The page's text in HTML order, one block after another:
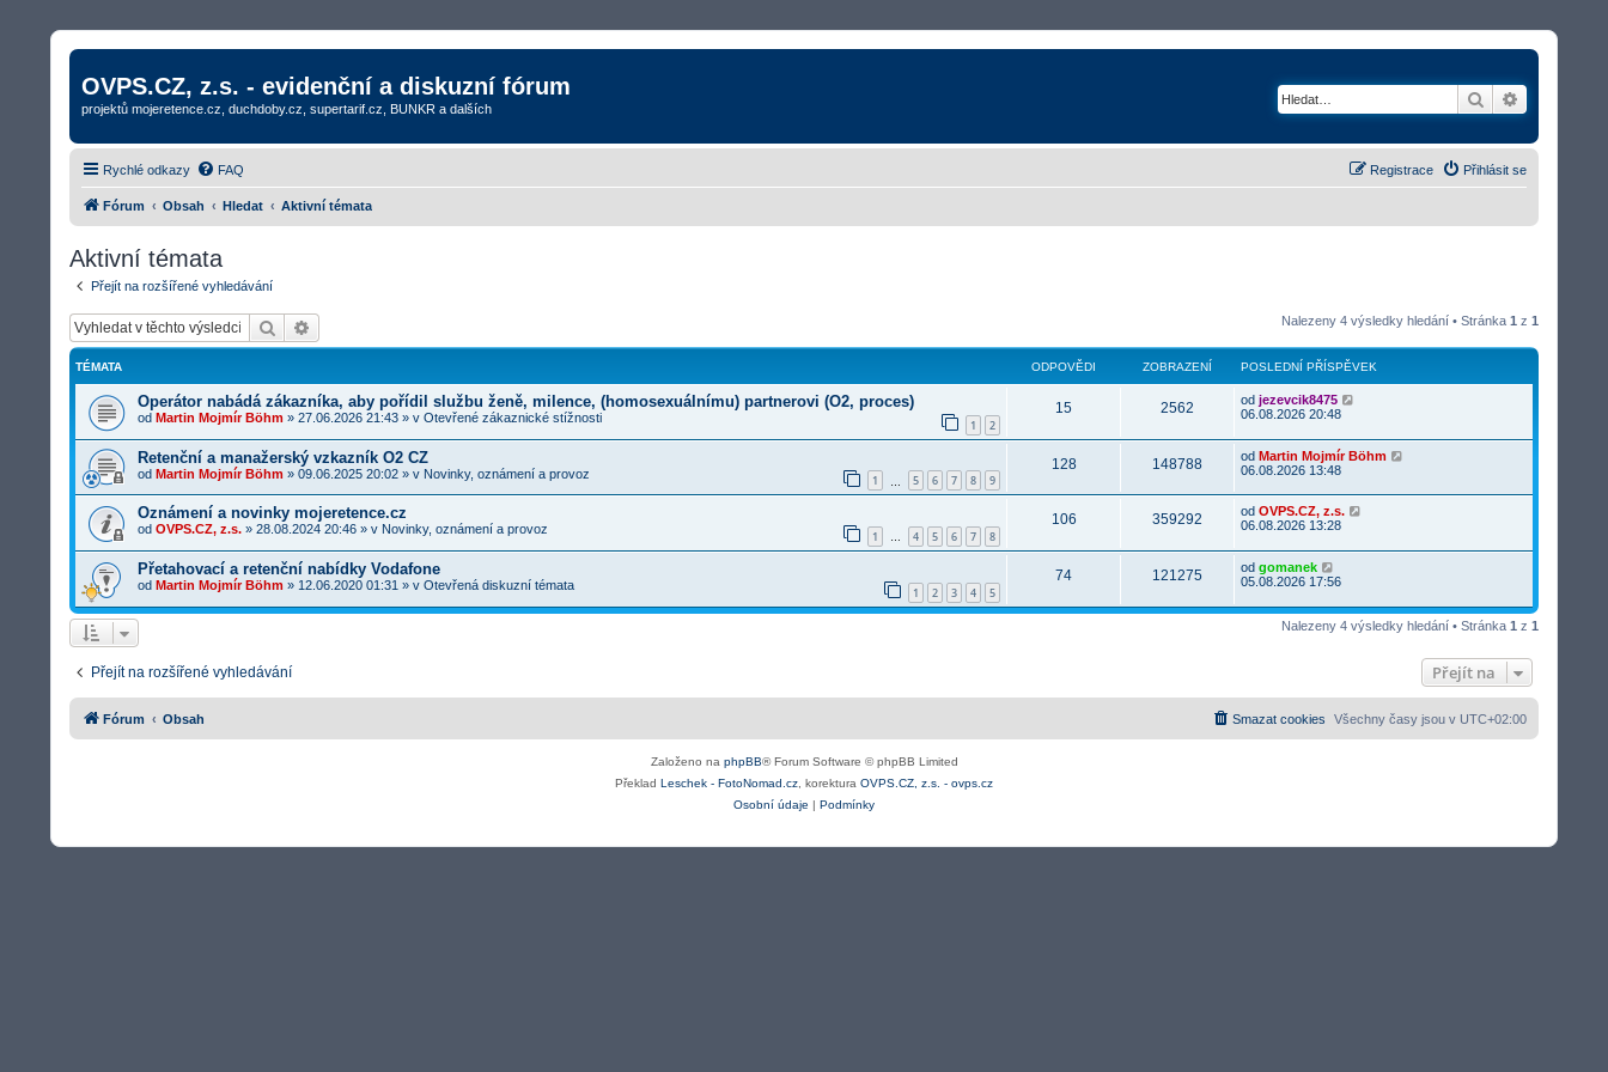
OVPS.CZ, z.s. - evidenční a diskuzní fórum
projektů mojeretence.cz, duchdoby.cz, supertarif.cz, BUNKR a dalších Hledat
Rychlé odkazy FAQ Přihlásit se
Registrace
Fórum Obsah Hledat Aktivní témata
Aktivní témata
Přejít na rozšířené vyhledávání
Hledat Nalezeny 4 výsledky hledání • Stránka 1 z 1
TÉMATA ODPOVĚDI ZOBRAZENÍ POSLEDNÍ PŘÍSPĚVEK
Operátor nabádá zákazníka, aby pořídil službu ženě, milence, (homosexuálnímu) partnerovi (O2, proces)
od Martin Mojmír Böhm » 27.06.2026 21:43 » v Otevřené zákaznické stížnosti 1 2
15 2562 od jezevcik8475
06.08.2026 20:48
Retenční a manažerský vzkazník O2 CZ
od Martin Mojmír Böhm » 09.06.2025 20:02 » v Novinky, oznámení a provoz 1 5 6 7 8 9
128 148788 od Martin Mojmír Böhm
06.08.2026 13:48
Oznámení a novinky mojeretence.cz
od OVPS.CZ, z.s. » 28.08.2024 20:46 » v Novinky, oznámení a provoz 1 … 4 5 6 7 8
106 359292 od OVPS.CZ, z.s.
06.08.2026 13:28
Přetahovací a retenční nabídky Vodafone
od Martin Mojmír Böhm » 12.06.2020 01:31 » v Otevřená diskuzní témata 1 2 3 4 5
74 121275 od gomanek
05.08.2026 17:56
Nalezeny 4 výsledky hledání • Stránka 1 z 1
Přejít na rozšířené vyhledávání Přejít na
Fórum Obsah Všechny časy jsou v UTC+02:00
Smazat cookies
Založeno na phpBB® Forum Software © phpBB Limited
Překlad Leschek - FotoNomad.cz , korektura OVPS.CZ, z.s. - ovps.cz
Osobní údaje | Podmínky